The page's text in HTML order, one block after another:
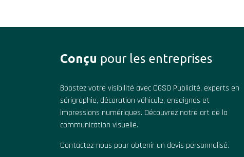
Conçu pour les entreprises
Boostez votre visibilité avec CGSO Publicité, experts en
sérigraphie, décoration véhicule, enseignes et
impressions numériques. Découvrez notre art de la
communication visuelle.
Contactez-nous pour obtenir un devis personnalisé.